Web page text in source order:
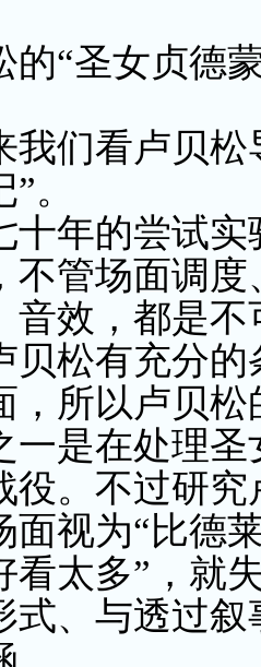
“圣女贞德
们看卢贝松
。
年的尝试实
不管场面调度
音效，都是不
贝松有充分
，所以卢贝松
一是在处理圣
役。不过研究
面视为“比德
看太多”，就
式、与透过叙